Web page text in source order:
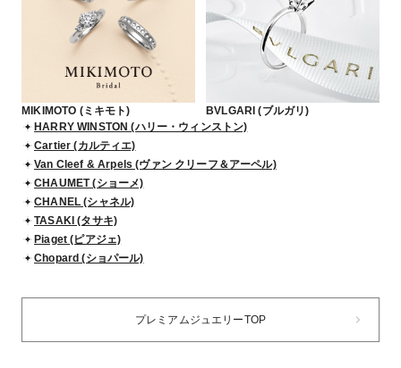
MIKIMOTO (ミキモト)
BVLGARI (ブルガリ)
HARRY WINSTON (ハリー・ウィンストン)
Cartier (カルティエ)
Van Cleef & Arpels (ヴァン クリーフ＆アーペル)
CHAUMET (ショーメ)
CHANEL (シャネル)
TASAKI (タサキ)
Piaget (ピアジェ)
Chopard (ショパール)
プレミアムジュエリーTOP